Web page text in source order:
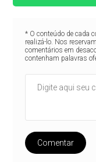
* O conteúdo de cada
realizá-lo. Nos
comentários em
contenham palavras
Comentar